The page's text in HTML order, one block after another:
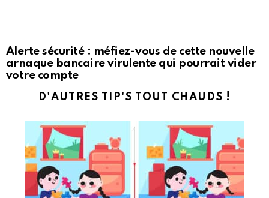
Alerte sécurité : méfiez-vous de cette nouvelle
arnaque bancaire virulente qui pourrait vider
votre compte
D'AUTRES TIP'S TOUT CHAUDS !